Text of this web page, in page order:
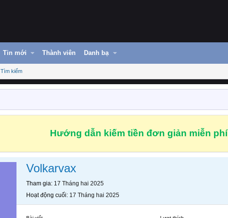
Tin mới Thành viên Danh bạ
Tìm kiếm
Hướng dẫn kiếm tiền đơn giản miễn phí
Volkarvax
Tham gia 17 Tháng hai 2025
Hoạt động cuối 17 Tháng hai 2025